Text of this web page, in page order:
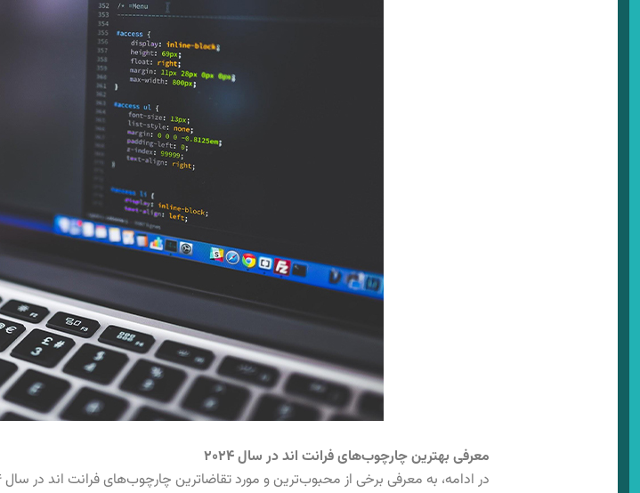
معرفی بهترین چارچوب‌های فرانت‌ اند در سال ۲۰۲۴
در ادامه، به معرفی برخی از محبوب‌ترین و مورد تقاضاترین چارچوب‌های فرانت‌ اند در سال ۲۰۲۴ می‌پردازیم: